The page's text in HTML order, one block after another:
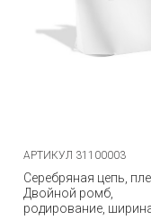
АРТИКУЛ 31100003
Серебряная цепь,
Двойной ромб,
родирование,